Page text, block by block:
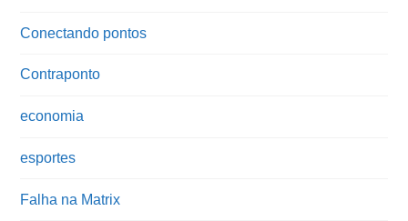
Conectando pontos
Contraponto
economia
esportes
Falha na Matrix